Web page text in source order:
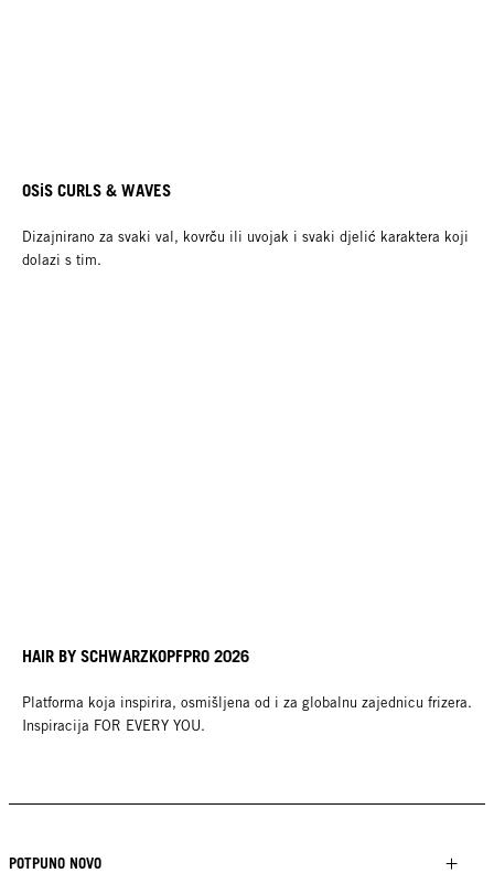
OSiS CURLS & WAVES
Dizajnirano za svaki val, kovrču ili uvojak i svaki djelić karaktera koji
dolazi s tim.
HAIR BY SCHWARZKOPFPRO 2026
Platforma koja inspirira, osmišljena od i za globalnu zajednicu frizera.
Inspiracija FOR EVERY YOU.
POTPUNO NOVO